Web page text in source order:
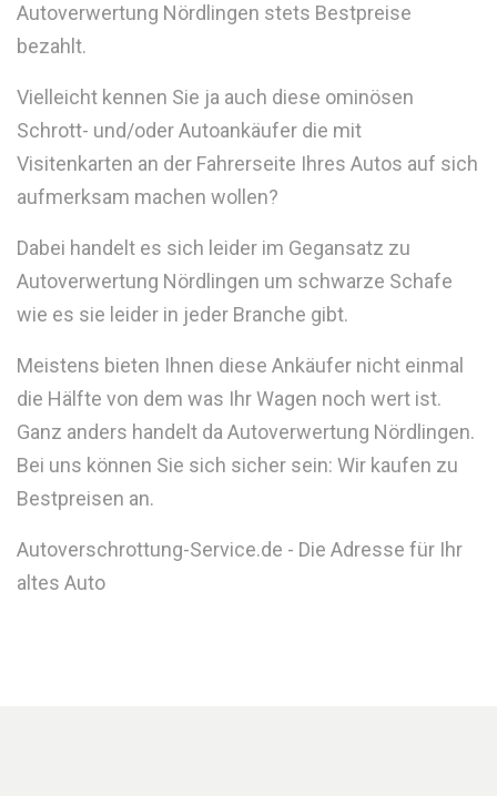
Autoverwertung Nördlingen stets Bestpreise
bezahlt.
Vielleicht kennen Sie ja auch diese ominösen
Schrott- und/oder Autoankäufer die mit
Visitenkarten an der Fahrerseite Ihres Autos auf sich
aufmerksam machen wollen?
Dabei handelt es sich leider im Gegansatz zu
Autoverwertung Nördlingen um schwarze Schafe
wie es sie leider in jeder Branche gibt.
Meistens bieten Ihnen diese Ankäufer nicht einmal
die Hälfte von dem was Ihr Wagen noch wert ist.
Ganz anders handelt da Autoverwertung Nördlingen.
Bei uns können Sie sich sicher sein: Wir kaufen zu
Bestpreisen an.
Autoverschrottung-Service.de - Die Adresse für Ihr
altes Auto